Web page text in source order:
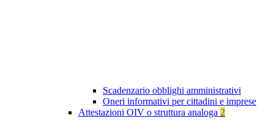
Scadenzario obblighi amministrativi
Oneri informativi per cittadini e imprese
Attestazioni OIV o struttura analoga 2